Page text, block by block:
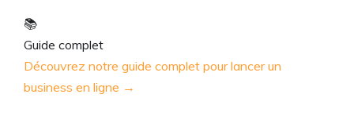
📚
Guide complet
Découvrez notre guide complet pour lancer un
business en ligne →